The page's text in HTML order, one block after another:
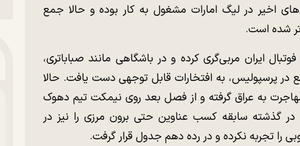
اخیر در لیگ امارات مشغول به کار بوده و حالا جمع
شده است.
حدود ۱۷ سال در فوتبال ایران مربی‌گری کرده و در باشگاهی مانند صباباتری،
در پرسپولیس، به افتخارات قابل توجهی دست یافت. حالا
مهاجرت به عراق گرفته و از فصل بعد روی نیمکت تیم دهوک
گذشته سابقه کسب عناوین حتی برون مرزی را نیز در
را تجربه نکرده و در رده دهم جدول قرار گرفت.